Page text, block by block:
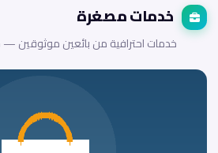
خدمات مصغرة
خدمات احترافية من بائعين موثوقين —